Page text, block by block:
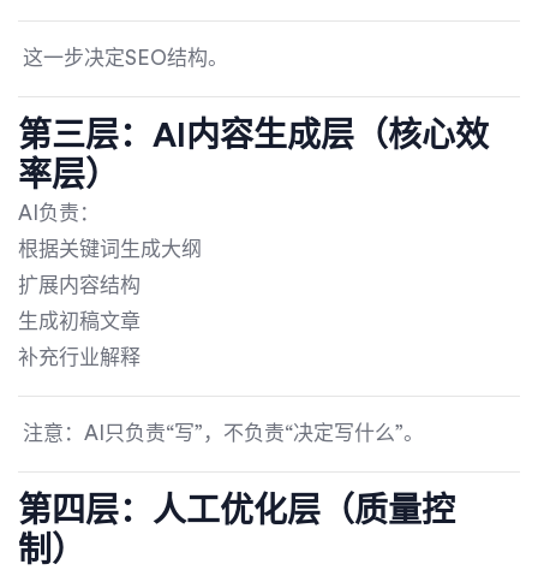
这一步决定SEO结构。
第三层：AI内容生成层（核心效
率层）
AI负责：
根据关键词生成大纲
扩展内容结构
生成初稿文章
补充行业解释
注意：AI只负责“写”，不负责“决定写什么”。
第四层：人工优化层（质量控
制）